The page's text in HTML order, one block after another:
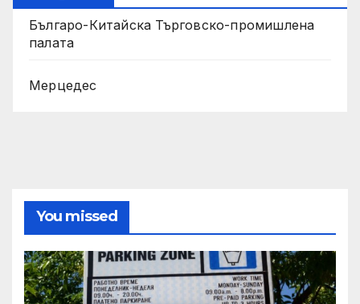
Българо-Китайска Търговско-промишлена
палaта
Мерцедес
You missed